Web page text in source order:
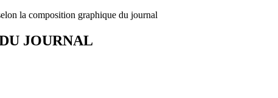
la composition graphique du journal
JOURNAL